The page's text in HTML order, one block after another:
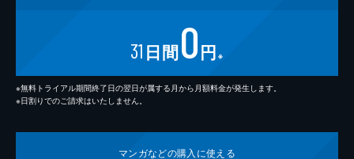
31 日間0円 ※
※無料トライアル期間終了日の翌日が属する月から月額料金が発生します。
※日割りでのご請求はいたしません。
マンガなどの購入に使える